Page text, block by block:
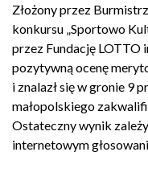
Złożony przez
konkursu „Sportowo
przez Fundację LOTTO
pozytywną ocenę
i znalazł się w gronie 9
małopolskiego
Ostateczny wynik
internetowym